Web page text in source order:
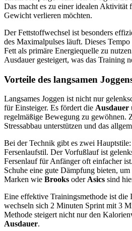
Das macht es zu einer idealen Aktivität
Gewicht verlieren möchten.
Der Fettstoffwechsel ist besonders
des Maximalpulses läuft. Dieses
Fett als primäre Energiequelle zu
Ausdauer gesteigert, was das Training
Vorteile des langsamen
Langsames Joggen ist nicht nur
für Einsteiger. Es fördert die Ausdauer
regelmäßige Bewegung zu gewöhnen.
Stressabbau unterstützen und das
Bei der Technik gibt es zwei
Fersenlaufstil. Der Vorfußlauf ist
Fersenlauf für Anfänger oft einfacher
Schuhe eine gute Dämpfung bieten,
Marken wie Brooks oderAsics sind
Eine effektive Trainingsmethode ist die
wechseln sich 2 Minuten Sprint mit 3
Methode steigert nicht nur den
Ausdauer.